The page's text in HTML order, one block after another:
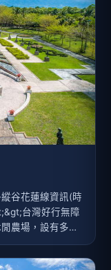
谷花蓮線資訊(時
台灣好行無障
農場，設有多種
來到這裡可看見
餵小牛，而廣大